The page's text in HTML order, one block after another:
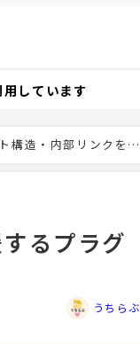
しています
構造・内部リンクを可
るプラグ
うちらぶ